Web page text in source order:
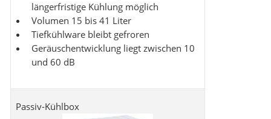
längerfristige Kühlung möglich
Volumen 15 bis 41 Liter
Tiefkühlware bleibt gefroren
Geräuschentwicklung liegt zwischen 10
und 60 dB
Passiv-Kühlbox